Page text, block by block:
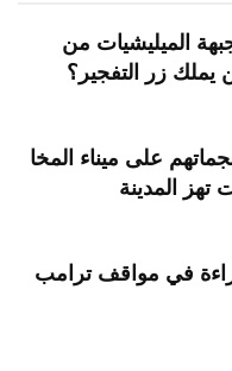
الميليشيات من
يملك زر التفجير؟
على ميناء المخا
في مواقف ترامب